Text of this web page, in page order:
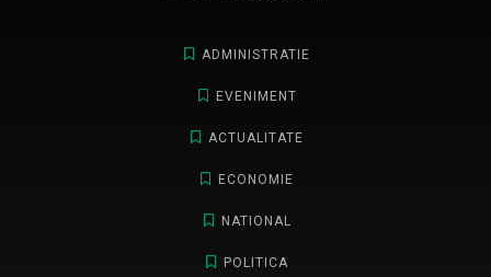
ADMINISTRATIE
EVENIMENT
ACTUALITATE
ECONOMIE
NATIONAL
POLITICA